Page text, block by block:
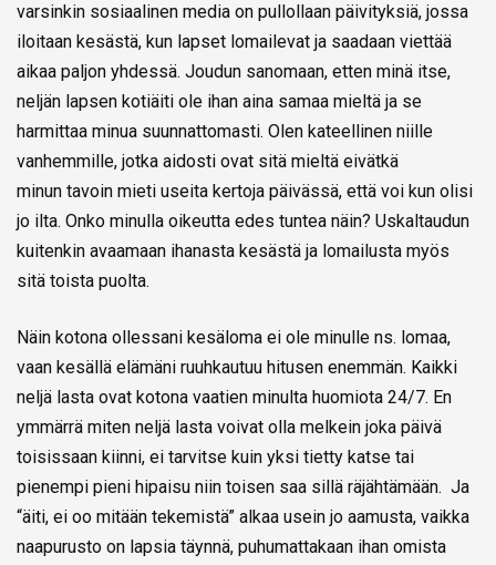
varsinkin sosiaalinen media on pullollaan päivityksiä, jossa
iloitaan kesästä, kun lapset lomailevat ja saadaan viettää
aikaa paljon yhdessä. Joudun sanomaan, etten minä itse,
neljän lapsen kotiäiti ole ihan aina samaa mieltä ja se
harmittaa minua suunnattomasti. Olen kateellinen niille
vanhemmille, jotka aidosti ovat sitä mieltä eivätkä
minun tavoin mieti useita kertoja päivässä, että voi kun olisi
jo ilta. Onko minulla oikeutta edes tuntea näin? Uskaltaudun
kuitenkin avaamaan ihanasta kesästä ja lomailusta myös
sitä toista puolta.
Näin kotona ollessani kesäloma ei ole minulle ns. lomaa,
vaan kesällä elämäni ruuhkautuu hitusen enemmän. Kaikki
neljä lasta ovat kotona vaatien minulta huomiota 24/7. En
ymmärrä miten neljä lasta voivat olla melkein joka päivä
toisissaan kiinni, ei tarvitse kuin yksi tietty katse tai
pienempi pieni hipaisu niin toisen saa sillä räjähtämään. Ja
“äiti, ei oo mitään tekemistä” alkaa usein jo aamusta, vaikka
naapurusto on lapsia täynnä, puhumattakaan ihan omista